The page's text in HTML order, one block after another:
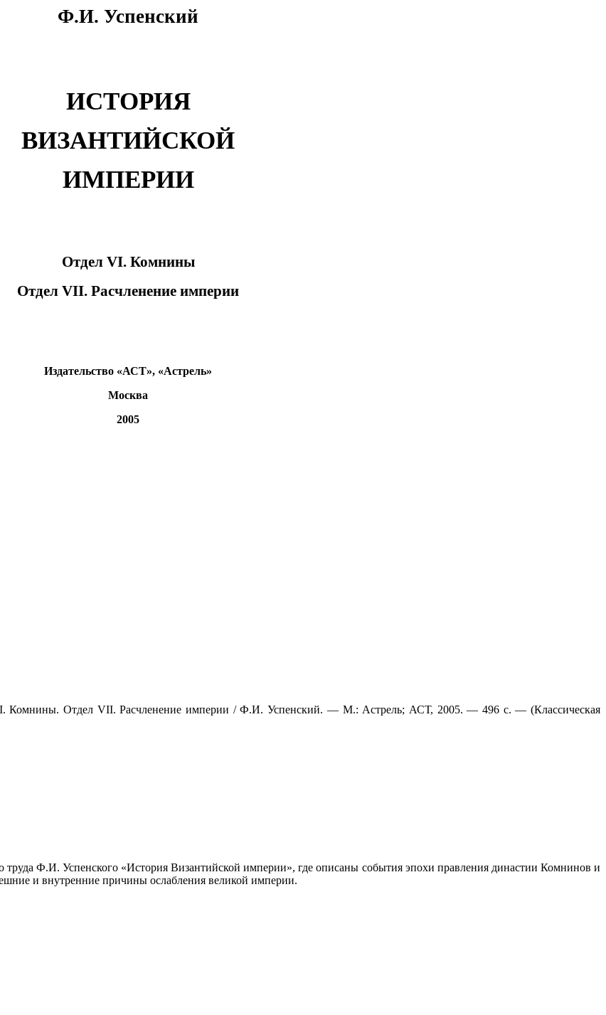
Ф.И. Успенский
ИСТОРИЯ
ВИЗАНТИЙСКОЙ
ИМПЕРИИ
Отдел VI. Комнины
Отдел VII. Расчленение империи
Издательство «АСТ», «Астрель»
Москва
2005
Комнины. Отдел VII. Расчленение империи / Ф.И. Успенский. — М.: Астрель; АСТ, 2005. — 496 с. — (Классическая
Ф.И. Успенского «История Византийской империи», где опи­саны события эпохи правления династии Комнинов и
и внутренние причины ослабления великой империи.